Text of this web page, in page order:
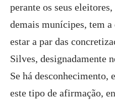
perante os seus
demais munícipes, tem
estar a par das
Silves, designadamente
Se há desconhecimento,
este tipo de afirmação,